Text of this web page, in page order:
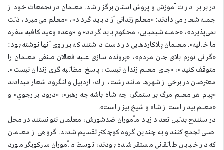
در برابر ادارات آموزش و پروش استان برگزار شد. معلمان در تجمعات خود از
جمله شعار می‌دادند: «معلم زندانی آزاد باید گردد»، «معلم می‌میرد، ذلت
نمی‌پذیرد»، «حمله شیمیایی، محکوم باید گردد» و «وعده وعید کافیه سفره
ما خالیه». معلمان پلاکاردهایی در دست داشتند که بر روی آنها نوشته بود:
«گرانی تورم بلای جان مردم»، «پرونده سازی علیه فعالان صنفی معلمان را
متوقف کنید»، «جای معلم زندان نیست، پاسخ مطالبه گری زندان نیست».
معترضان در برخي از شهرها مانند رشت، اراك، اردبيل و لنگرود شعار ميدادند
«پيام هر معلم مرگ بر ستمگر، چه شاه باشه چه رهبر»، «درود بر رجوي» و
«معلم بيدار است از شاه و شيخ بيزار است».
در سنندج بدلیل تعداد زیاد مأموران ضدشورش، معلمان نتوانستند در محل
اصلی تجمع کنند و به چندین گروه کوچکتر تقسیم شدند. گروهی از معلمان
که در خیابان طالقانی مستقر شده بودند، توسط مأموران سرکوبگر مورد